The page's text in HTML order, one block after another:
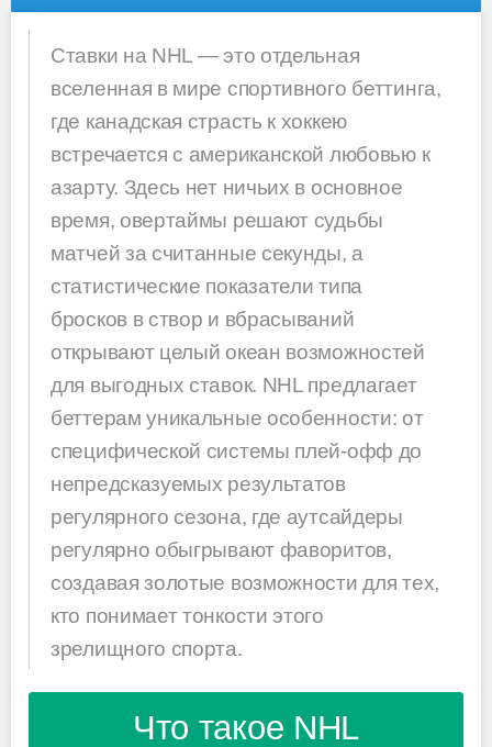
Ставки на NHL — это отдельная
вселенная в мире спортивного беттинга,
где канадская страсть к хоккею
встречается с американской любовью к
азарту. Здесь нет ничьих в основное
время, овертаймы решают судьбы
матчей за считанные секунды, а
статистические показатели типа
бросков в створ и вбрасываний
открывают целый океан возможностей
для выгодных ставок. NHL предлагает
беттерам уникальные особенности: от
специфической системы плей-офф до
непредсказуемых результатов
регулярного сезона, где аутсайдеры
регулярно обыгрывают фаворитов,
создавая золотые возможности для тех,
кто понимает тонкости этого
зрелищного спорта.
Что такое NHL